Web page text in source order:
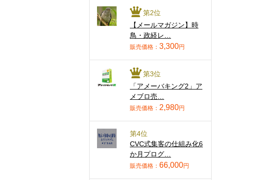
第2位
【メールマガジン】時
鳥・政経レ…
販売価格： 3,300円
第3位
「アメーバキング2」ア
メブロ売…
販売価格： 2,980円
第4位
CVC式集客の仕組み化6
か月プログ…
販売価格： 66,000円